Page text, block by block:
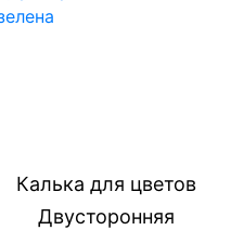
Калька для цветов
Двусторонняя